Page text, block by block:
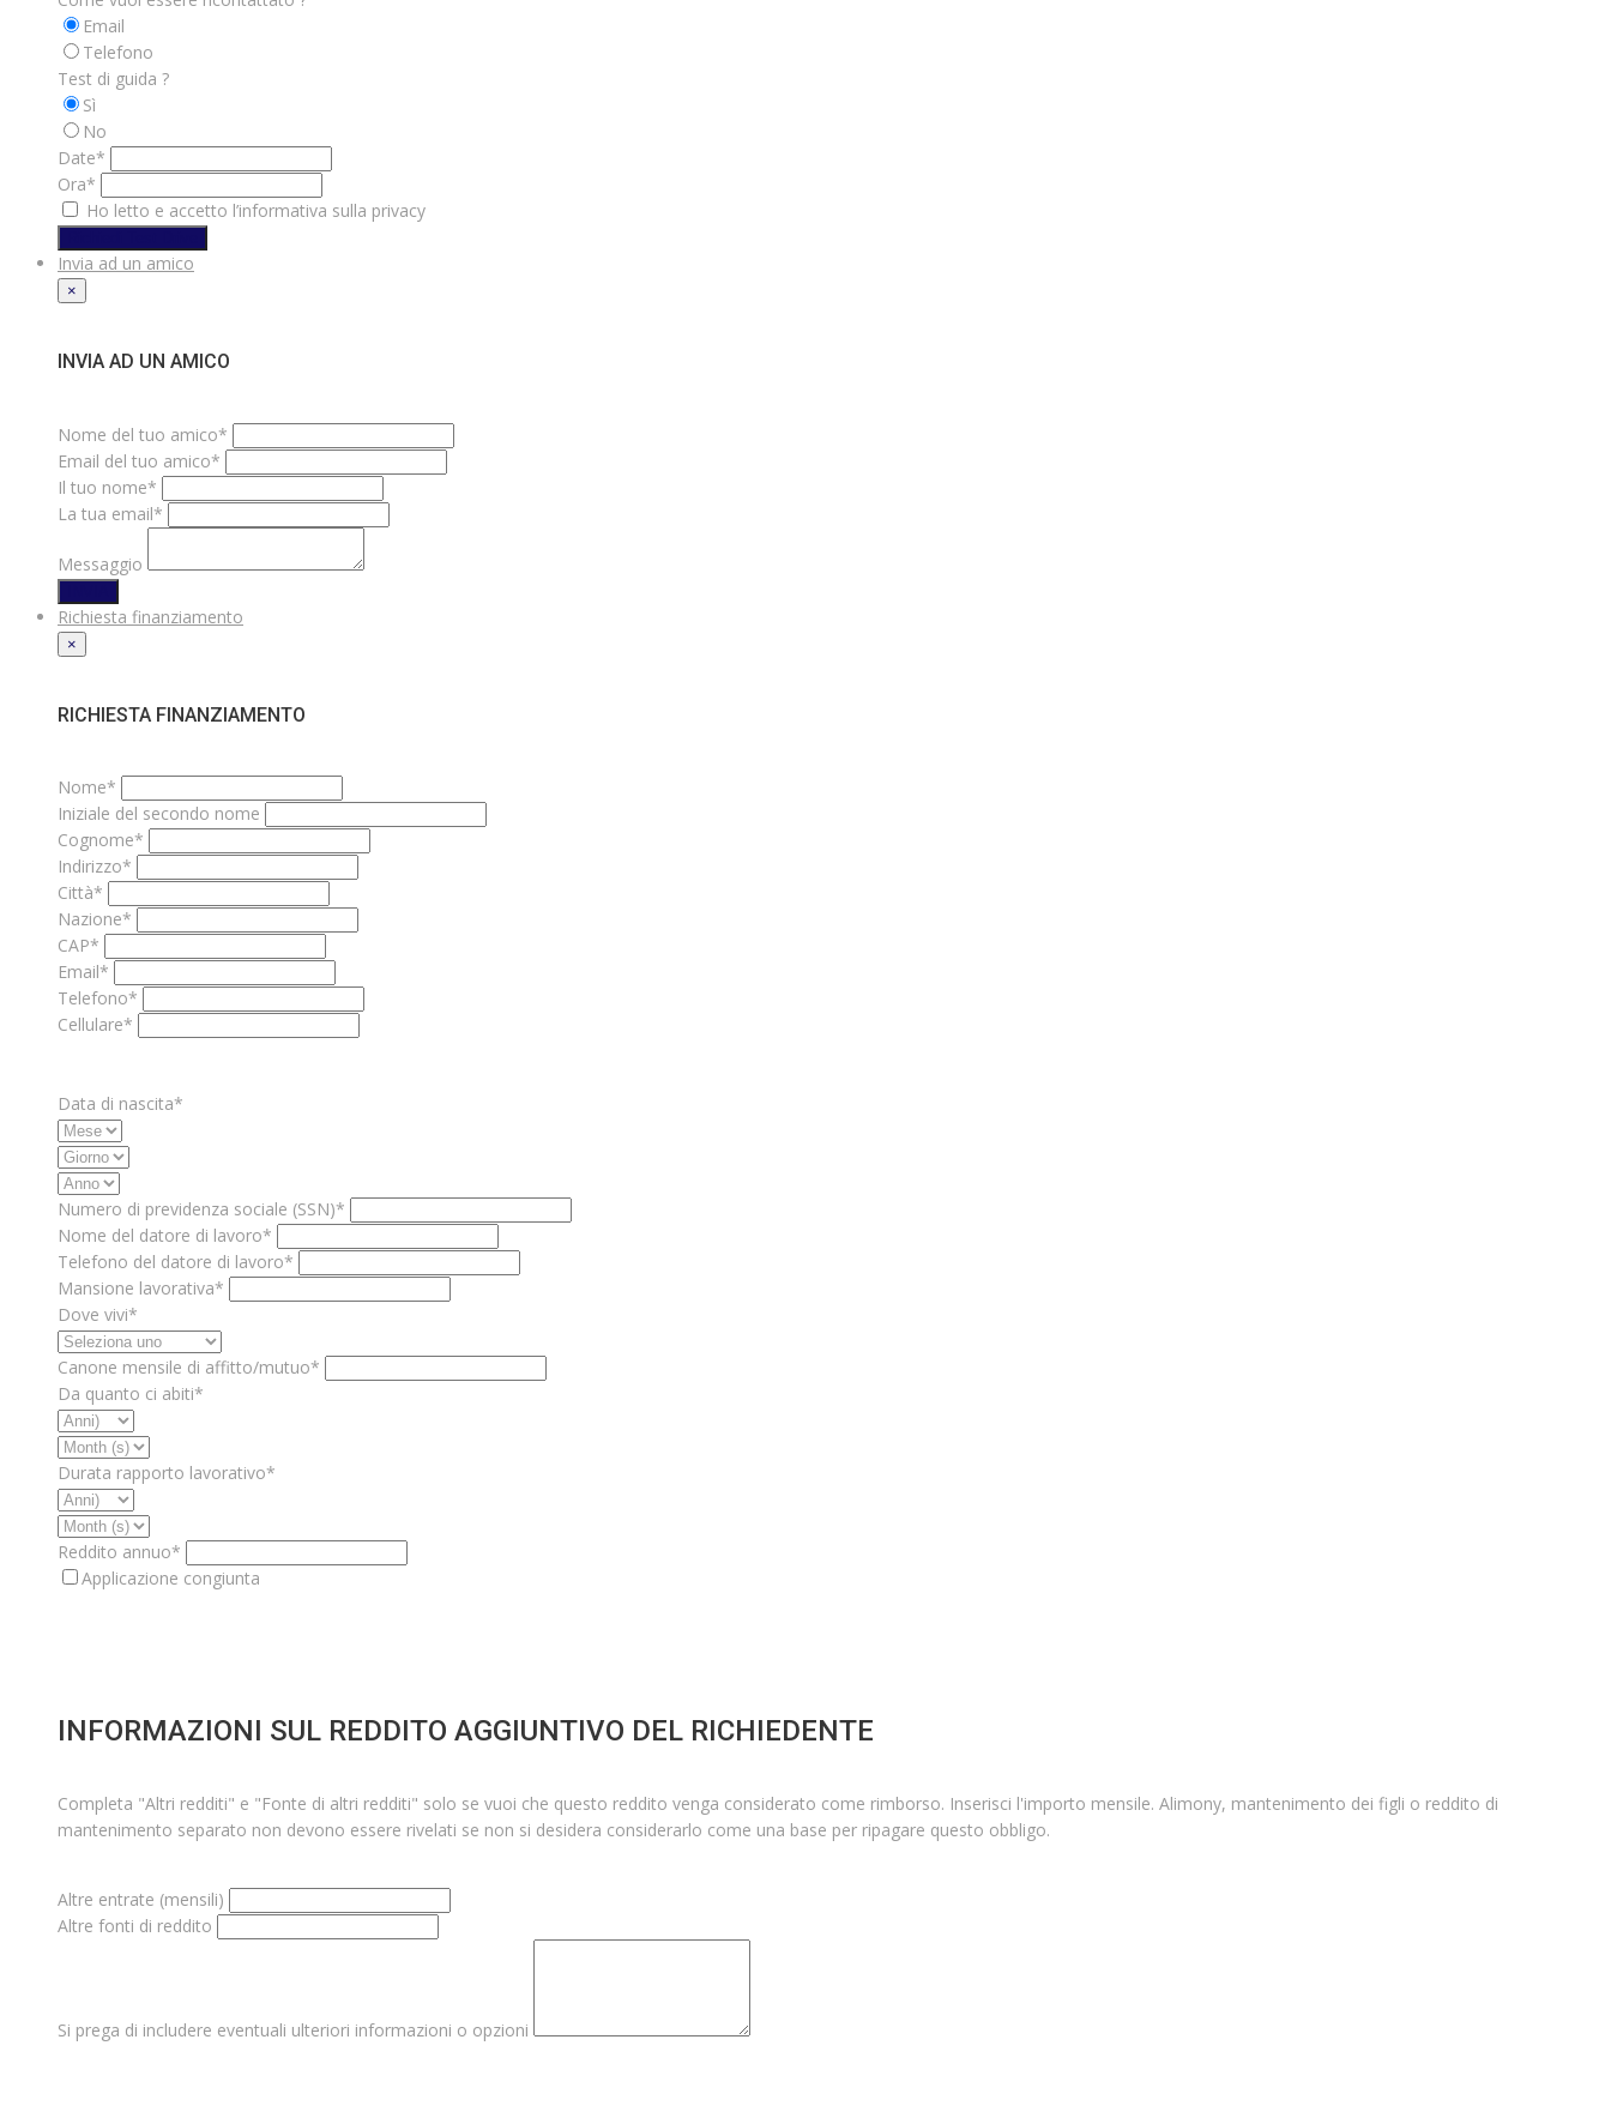
Email
Telefono
Test di guida ?
Sì
No
Date*
Ora*
Ho letto e accetto l’informativa sulla privacy
Invia ad un amico
×
INVIA AD UN AMICO
Nome del tuo amico*
Email del tuo amico*
Il tuo nome*
La tua email*
Messaggio
Richiesta finanziamento
×
RICHIESTA FINANZIAMENTO
Nome*
Iniziale del secondo nome
Cognome*
Indirizzo*
Città*
Nazione*
CAP*
Email*
Telefono*
Cellulare*
Data di nascita*
Numero di previdenza sociale (SSN)*
Nome del datore di lavoro*
Telefono del datore di lavoro*
Mansione lavorativa*
Dove vivi*
Canone mensile di affitto/mutuo*
Da quanto ci abiti*
Durata rapporto lavorativo*
Reddito annuo*
Applicazione congiunta
INFORMAZIONI SUL REDDITO AGGIUNTIVO DEL RICHIEDENTE
Completa "Altri redditi" e "Fonte di altri redditi" solo se vuoi che questo reddito venga considerato come rimborso. Inserisci l'importo mensile. Alimony, mantenimento dei figli o reddito di
mantenimento separato non devono essere rivelati se non si desidera considerarlo come una base per ripagare questo obbligo.
Altre entrate (mensili)
Altre fonti di reddito
Si prega di includere eventuali ulteriori informazioni o opzioni